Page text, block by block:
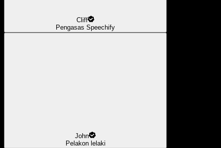
Cliff
Pengasas Speechify
John
Pelakon lelaki